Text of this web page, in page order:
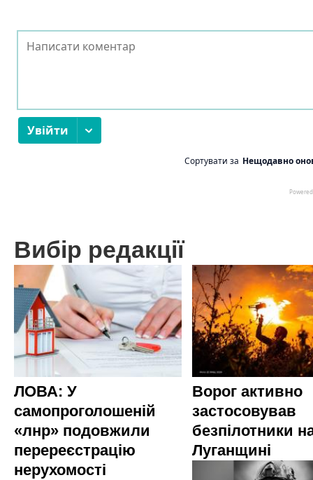
Вибір редакції
ЛОВА: У
самопроголошеній
«лнр» подовжили
перереєстрацію
нерухомості
Ворог активно
застосовував
безпілотники
Луганщині